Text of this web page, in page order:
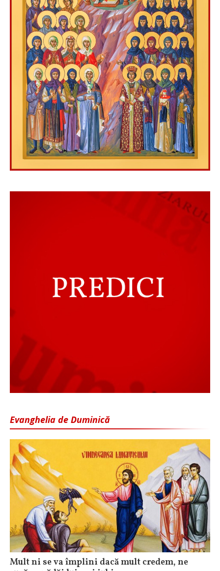
Evanghelia de Duminică
Mult ni se va împlini dacă mult credem, ne